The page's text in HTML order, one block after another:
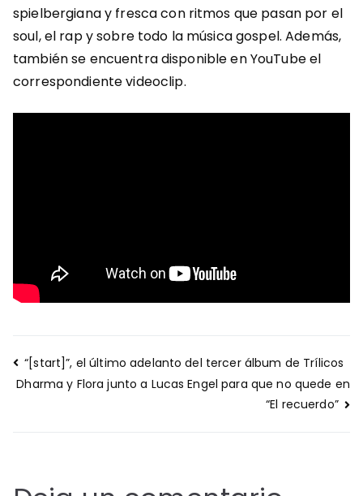
spielbergiana y fresca con ritmos que pasan por el
soul, el rap y sobre todo la música gospel. Además,
también se encuentra disponible en YouTube el
correspondiente videoclip.
Navegación
de
“[start]”, el último adelanto del tercer álbum de Trílicos
Dharma y Flora junto a Lucas Engel para que no quede en
“El recuerdo”